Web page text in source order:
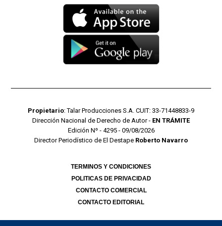
Propietario: Talar Producciones S.A. CUIT: 33-71448833-9
Dirección Nacional de Derecho de Autor - EN TRÁMITE
Edición Nº - 4295 - 09/08/2026
Director Periodístico de El Destape Roberto Navarro
TERMINOS Y CONDICIONES
POLITICAS DE PRIVACIDAD
CONTACTO COMERCIAL
CONTACTO EDITORIAL